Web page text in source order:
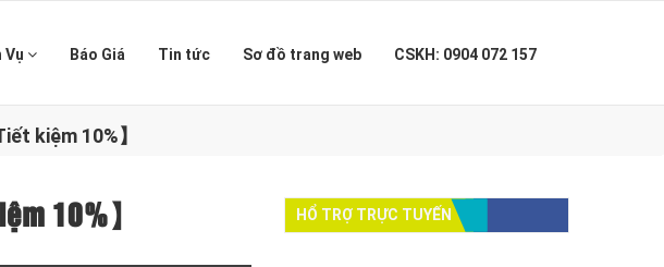
Vụ Báo Giá Tin tức Sơ đồ trang web CSKH: 0904 072 157
kiệm 10%】
10%】 HỔ TRỢ TRỰC TUYẾN